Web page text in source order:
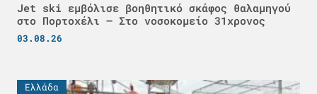
Jet ski εμβόλισε βοηθητικό σκάφος θαλαμηγού
στο Πορτοχέλι – Στο νοσοκομείο 31χρονος
03.08.26
Ελλάδα